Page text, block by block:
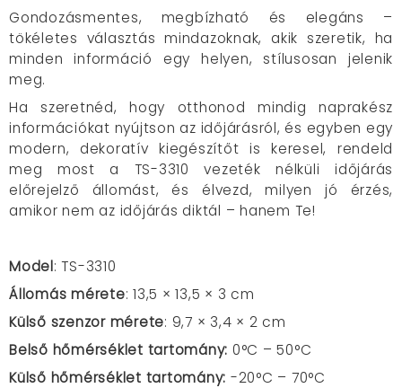
Gondozásmentes, megbízható és elegáns –
tökéletes választás mindazoknak, akik szeretik, ha
minden információ egy helyen, stílusosan jelenik
meg.
Ha szeretnéd, hogy otthonod mindig naprakész
információkat nyújtson az időjárásról, és egyben egy
modern, dekoratív kiegészítőt is keresel, rendeld
meg most a TS-3310 vezeték nélküli időjárás
előrejelző állomást, és élvezd, milyen jó érzés,
amikor nem az időjárás diktál – hanem Te!
Model: TS-3310
Állomás mérete: 13,5 × 13,5 × 3 cm
Külső szenzor mérete: 9,7 × 3,4 × 2 cm
Belső hőmérséklet tartomány: 0°C – 50°C
Külső hőmérséklet tartomány: -20°C – 70°C